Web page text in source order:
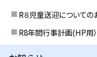
R８児童送迎についての
R8年間行事計画(HP用）